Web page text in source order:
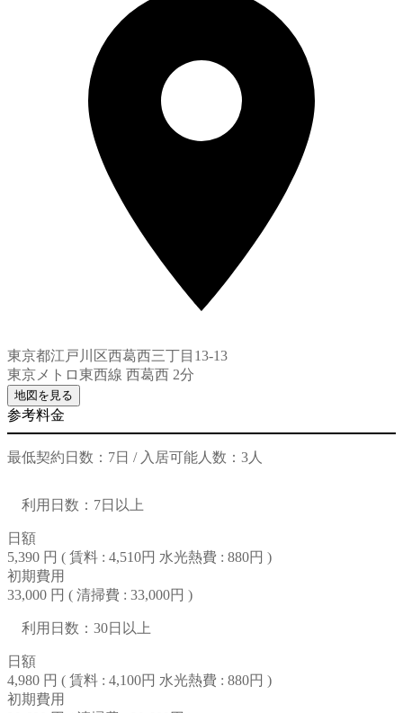
東京都江戸川区西葛西三丁目13-13
東京メトロ東西線 西葛西 2分
地図を見る
参考料金
最低契約日数：7日 / 入居可能人数：3人
利用日数：7日以上
日額
5,390 円 ( 賃料 : 4,510円 水光熱費 : 880円 )
初期費用
33,000 円 ( 清掃費 : 33,000円 )
利用日数：30日以上
日額
4,980 円 ( 賃料 : 4,100円 水光熱費 : 880円 )
初期費用